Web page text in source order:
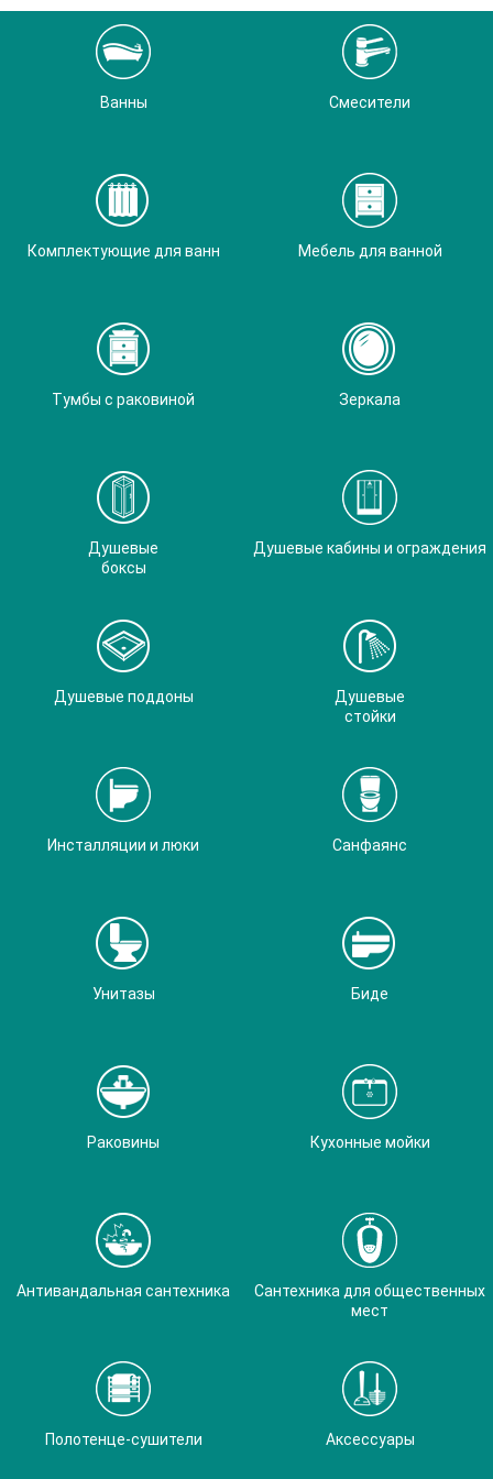
Ванны Смесители
Комплектующие для ванн Мебель для ванной
Тумбы с раковиной Зеркала
Душевые
боксы
Душевые кабины и ограждения
Душевые поддоны
Душевые
стойки
Инсталляции и люки Санфаянс
Унитазы Биде
Раковины Кухонные мойки
Антивандальная сантехника
Сантехника для общественных
мест
Полотенце-сушители Аксессуары